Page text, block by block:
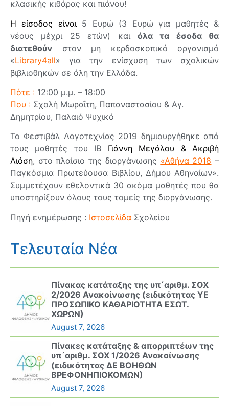
κλασικής κιθάρας και πιάνου!
Η είσοδος είναι5 Ευρώ (3 Ευρώ για μαθητές &
νέους μέχρι 25 ετών) και όλα τα έσοδα θα
διατεθούν στον μη κερδοσκοπικό οργανισμό
«Library4all» για την ενίσχυση των σχολικών
βιβλιοθηκών σε όλη την Ελλάδα.
Πότε : 12:00 μ.μ. – 18:00
Που : Σχολή Μωραΐτη, Παπαναστασίου & Αγ.
Δημητρίου, Παλαιό Ψυχικό
Το Φεστιβάλ Λογοτεχνίας 2019 δημιουργήθηκε από
τους μαθητές του ΙΒ Γιάννη Μεγάλου & Ακριβή
Λιόση, στο πλαίσιο της διοργάνωσης «Αθήνα 2018 –
Παγκόσμια Πρωτεύουσα Βιβλίου, Δήμου Αθηναίων».
Συμμετέχουν εθελοντικά 30 ακόμα μαθητές που θα
υποστηρίξουν όλους τους τομείς της διοργάνωσης.
Πηγή ενημέρωσης : Ιστοσελίδα Σχολείου
Τελευταία Νέα
Πίνακας κατάταξης της υπ΄αριθμ. ΣΟΧ
2/2026 Ανακοίνωσης (ειδικότητας ΥΕ
ΠΡΟΣΩΠΙΚΟ ΚΑΘΑΡΙΟΤΗΤΑ ΕΣΩΤ.
ΧΩΡΩΝ)
August 7, 2026
Πίνακες κατάταξης & απορριπτέων της
υπ΄αριθμ. ΣΟΧ 1/2026 Ανακοίνωσης
(ειδικότητας ΔΕ ΒΟΗΘΩΝ
ΒΡΕΦΟΝΗΠΙΟΚΟΜΩΝ)
August 7, 2026